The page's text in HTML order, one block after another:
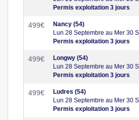
Permis exploitation 3 jours
499€
Nancy (54)
Lun 28 Septembre au Mer 30
Permis exploitation 3 jours
499€
Longwy (54)
Lun 28 Septembre au Mer 30
Permis exploitation 3 jours
499€
Ludres (54)
Lun 28 Septembre au Mer 30
Permis exploitation 3 jours